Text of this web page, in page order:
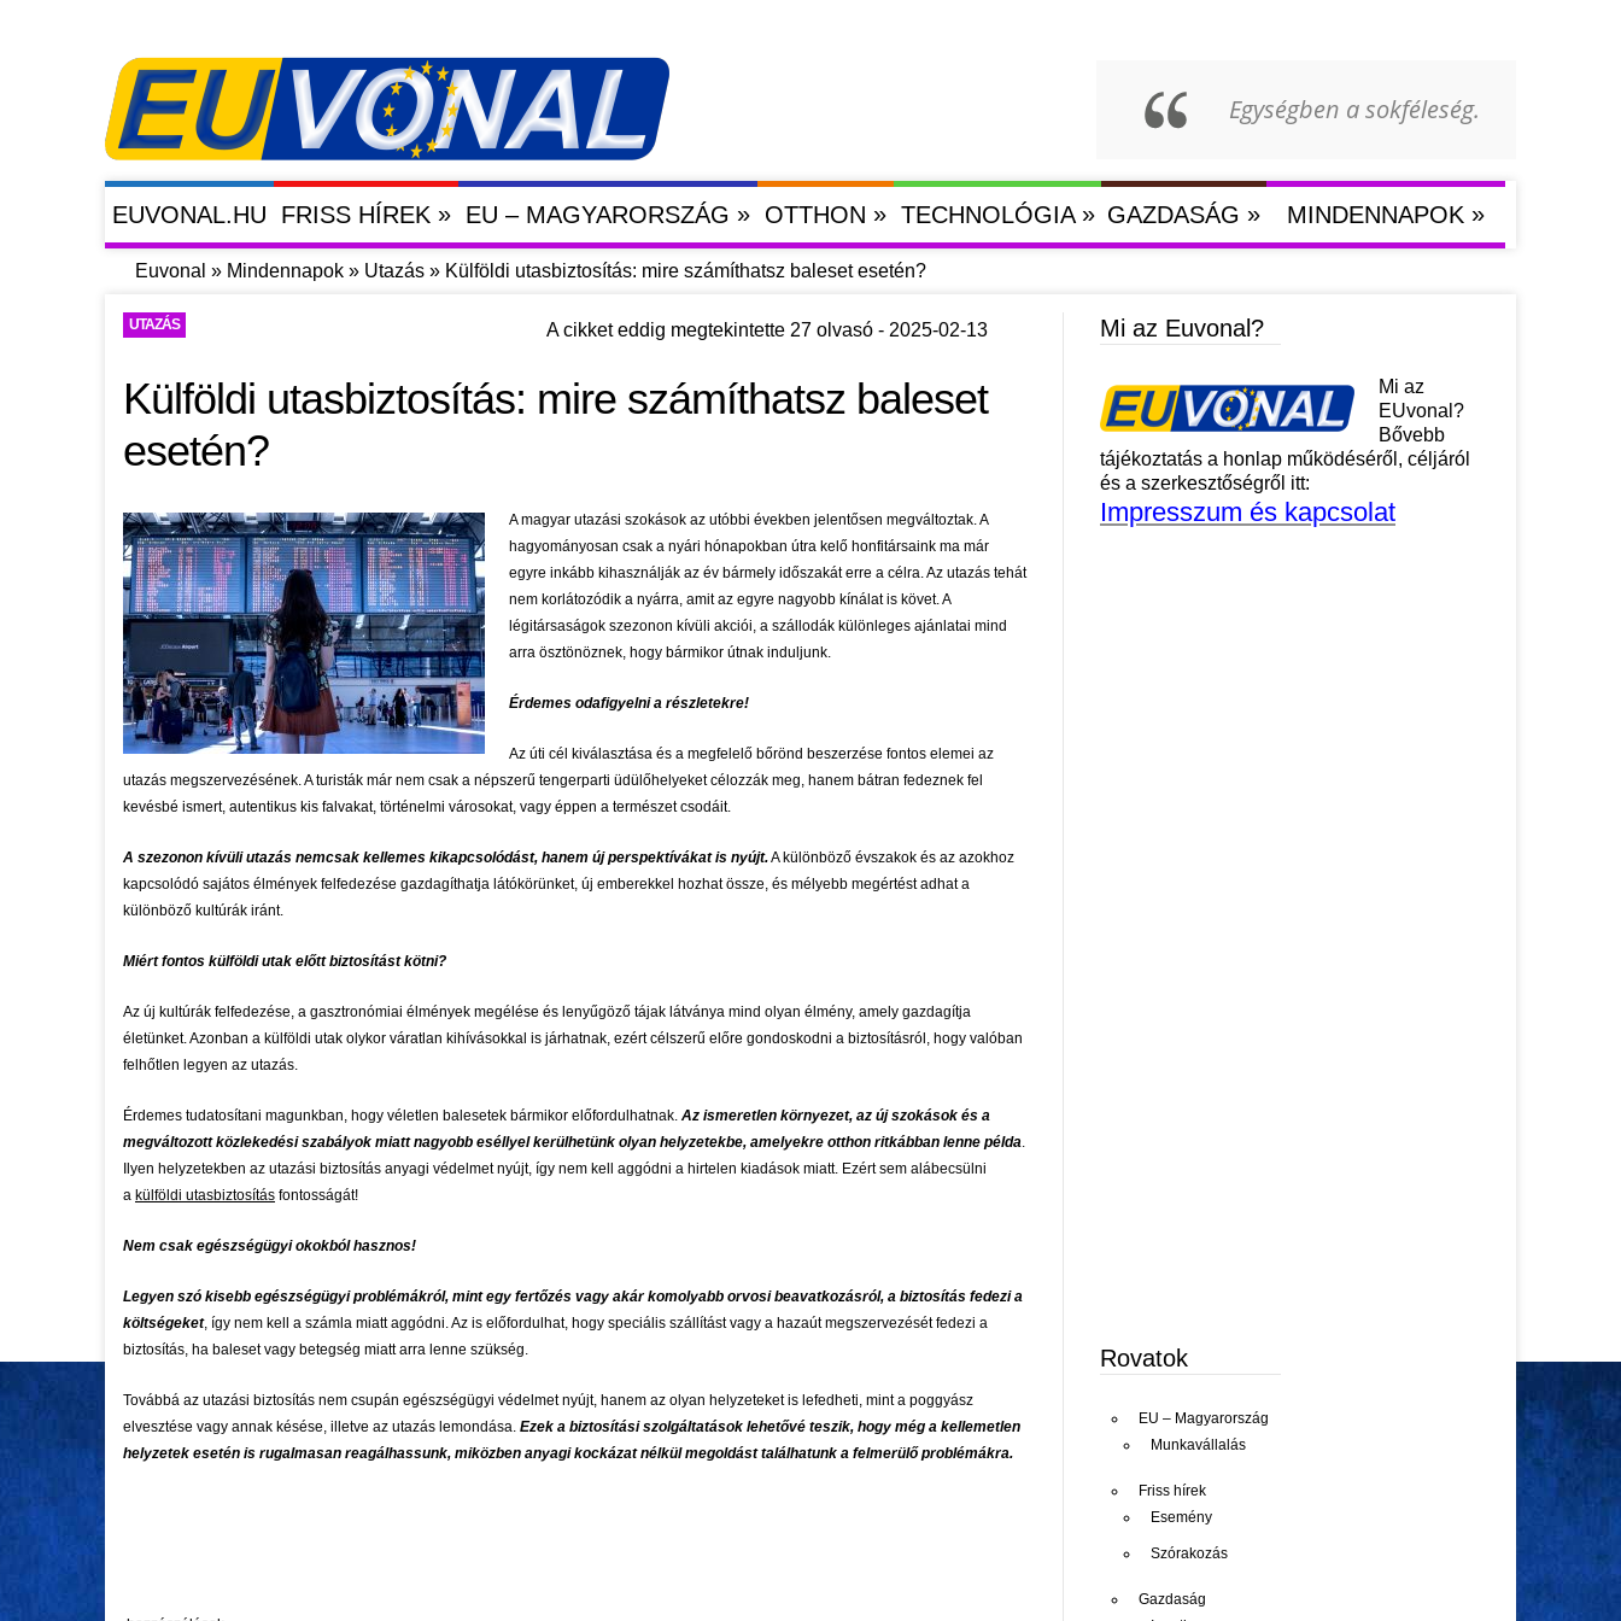
Egységben a sokféleség.
EUVONAL.HU FRISS HÍREK » EU – MAGYARORSZÁG » OTTHON » TECHNOLÓGIA» GAZDASÁG » MINDENNAPOK »
Euvonal » Mindennapok » Utazás » Külföldi utasbiztosítás: mire számíthatsz baleset esetén?
UTAZÁS A cikket eddig megtekintette 27 olvasó - 2025-02-13
Külföldi utasbiztosítás: mire számíthatsz baleset
esetén?
A magyar utazási szokások az utóbbi években jelentősen megváltoztak. A
hagyományosan csak a nyári hónapokban útra kelő honfitársaink ma már
egyre inkább kihasználják az év bármely időszakát erre a célra. Az utazás tehát
nem korlátozódik a nyárra, amit az egyre nagyobb kínálat is követ. A
légitársaságok szezonon kívüli akciói, a szállodák különleges ajánlatai mind
arra ösztönöznek, hogy bármikor útnak induljunk.
Érdemes odafigyelni a részletekre!
Az úti cél kiválasztása és a megfelelő bőrönd beszerzése fontos elemei az
utazás megszervezésének. A turisták már nem csak a népszerű tengerparti üdülőhelyeket célozzák meg, hanem bátran fedeznek fel
kevésbé ismert, autentikus kis falvakat, történelmi városokat, vagy éppen a természet csodáit.
A szezonon kívüli utazás nemcsak kellemes kikapcsolódást, hanem új perspektívákat is nyújt.A különböző évszakok és az azokhoz
kapcsolódó sajátos élmények felfedezése gazdagíthatja látókörünket, új emberekkel hozhat össze, és mélyebb megértést adhat a
különböző kultúrák iránt.
Miért fontos külföldi utak előtt biztosítást kötni?
Az új kultúrák felfedezése, a gasztronómiai élmények megélése és lenyűgöző tájak látványa mind olyan élmény, amely gazdagítja
életünket. Azonban a külföldi utak olykor váratlan kihívásokkal is járhatnak, ezért célszerű előre gondoskodni a biztosításról, hogy valóban
felhőtlen legyen az utazás.
Érdemes tudatosítani magunkban, hogy véletlen balesetek bármikor előfordulhatnak. Az ismeretlen környezet, az új szokások és a
megváltozott közlekedési szabályok miatt nagyobb eséllyel kerülhetünk olyan helyzetekbe, amelyekre otthon ritkábban lenne példa.
Ilyen helyzetekben az utazási biztosítás anyagi védelmet nyújt, így nem kell aggódni a hirtelen kiadások miatt. Ezért sem alábecsülni
a külföldi utasbiztosítás fontosságát!
Nem csak egészségügyi okokból hasznos!
Legyen szó kisebb egészségügyi problémákról, mint egy fertőzés vagy akár komolyabb orvosi beavatkozásról, a biztosítás fedezi a
költségeket, így nem kell a számla miatt aggódni. Az is előfordulhat, hogy speciális szállítást vagy a hazaút megszervezését fedezi a
biztosítás, ha baleset vagy betegség miatt arra lenne szükség.
Továbbá az utazási biztosítás nem csupán egészségügyi védelmet nyújt, hanem az olyan helyzeteket is lefedheti, mint a poggyász
elvesztése vagy annak késése, illetve az utazás lemondása. Ezek a biztosítási szolgáltatások lehetővé teszik, hogy még a kellemetlen
helyzetek esetén is rugalmasan reagálhassunk, miközben anyagi kockázat nélkül megoldást találhatunk a felmerülő problémákra.
Mi az Euvonal?
Mi az
EUvonal?
Bővebb
tájékoztatás a honlap működéséről, céljáról
és a szerkesztőségről itt:
Impresszum és kapcsolat
Rovatok
EU – Magyarország
Munkavállalás
Friss hírek
Esemény
Szórakozás
Gazdaság